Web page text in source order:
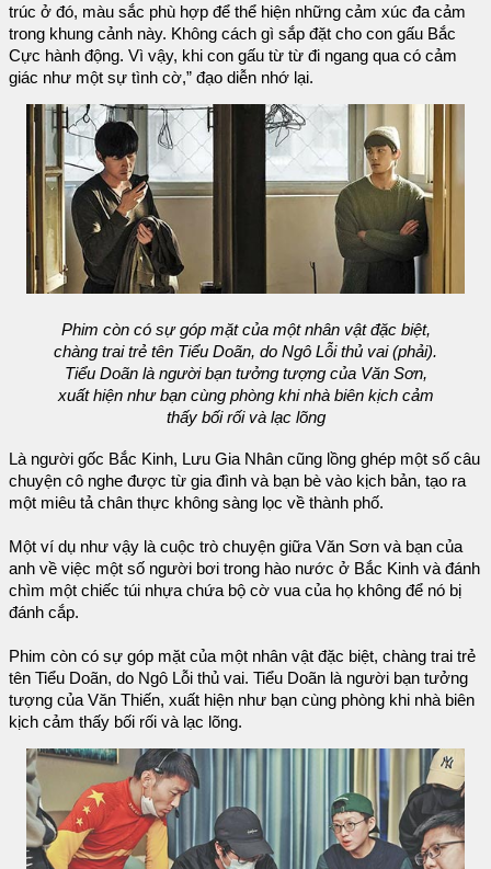
trúc ở đó, màu sắc phù hợp để thể hiện những cảm xúc đa cảm
trong khung cảnh này. Không cách gì sắp đặt cho con gấu Bắc
Cực hành động. Vì vậy, khi con gấu từ từ đi ngang qua có cảm
giác như một sự tình cờ,” đạo diễn nhớ lại.
Phim còn có sự góp mặt của một nhân vật đặc biệt,
chàng trai trẻ tên Tiểu Doãn, do Ngô Lỗi thủ vai (phải).
Tiểu Doãn là người bạn tưởng tượng của Văn Sơn,
xuất hiện như bạn cùng phòng khi nhà biên kịch cảm
thấy bối rối và lạc lõng
Là người gốc Bắc Kinh, Lưu Gia Nhân cũng lồng ghép một số câu
chuyện cô nghe được từ gia đình và bạn bè vào kịch bản, tạo ra
một miêu tả chân thực không sàng lọc về thành phố.
Một ví dụ như vậy là cuộc trò chuyện giữa Văn Sơn và bạn của
anh về việc một số người bơi trong hào nước ở Bắc Kinh và đánh
chìm một chiếc túi nhựa chứa bộ cờ vua của họ không để nó bị
đánh cắp.
Phim còn có sự góp mặt của một nhân vật đặc biệt, chàng trai trẻ
tên Tiểu Doãn, do Ngô Lỗi thủ vai. Tiểu Doãn là người bạn tưởng
tượng của Văn Thiến, xuất hiện như bạn cùng phòng khi nhà biên
kịch cảm thấy bối rối và lạc lõng.